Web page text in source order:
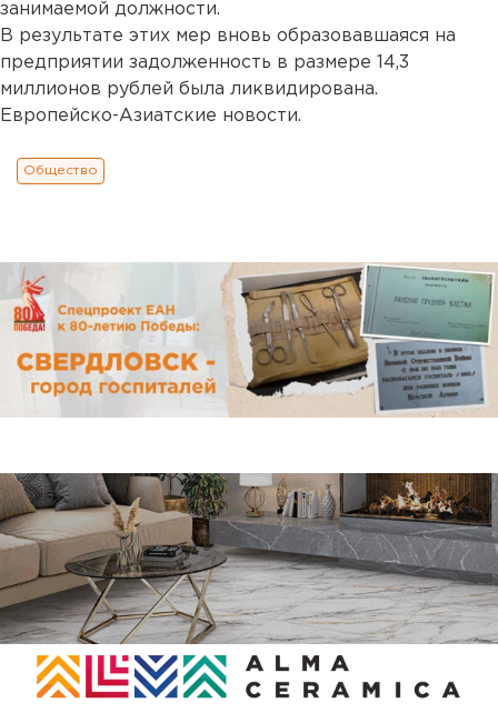
занимаемой должности.
В результате этих мер вновь образовавшаяся на
предприятии задолженность в размере 14,3
миллионов рублей была ликвидирована.
Европейско-Азиатские новости.
Общество